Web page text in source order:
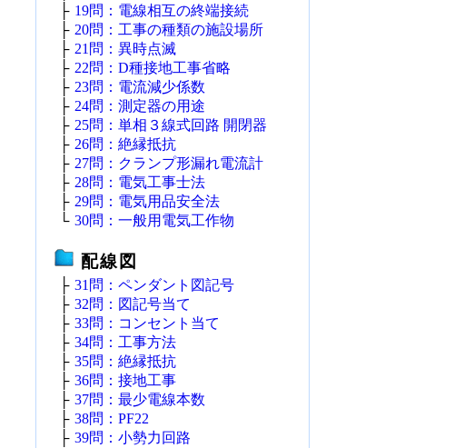
├ 19問：電線相互の終端接続
├ 20問：工事の種類の施設場所
├ 21問：異時点滅
├ 22問：D種接地工事省略
├ 23問：電流減少係数
├ 24問：測定器の用途
├ 25問：単相３線式回路 開閉器
├ 26問：絶縁抵抗
├ 27問：クランプ形漏れ電流計
├ 28問：電気工事士法
├ 29問：電気用品安全法
└ 30問：一般用電気工作物
配線図
├ 31問：ペンダント図記号
├ 32問：図記号当て
├ 33問：コンセント当て
├ 34問：工事方法
├ 35問：絶縁抵抗
├ 36問：接地工事
├ 37問：最少電線本数
├ 38問：PF22
├ 39問：小勢力回路